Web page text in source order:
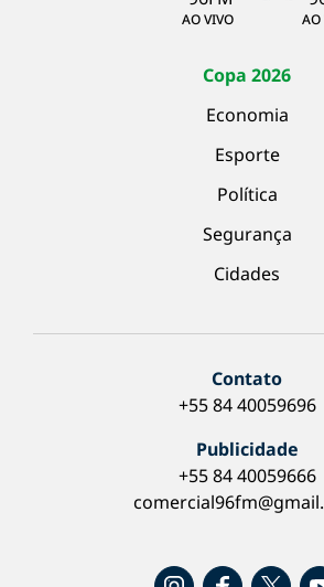
AO VIVO AO
Copa 2026
Economia
Esporte
Política
Segurança
Cidades
Contato
+55 84 40059696
Publicidade
+55 84 40059666